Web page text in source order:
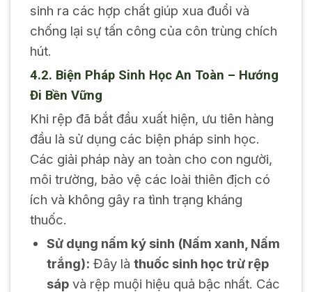
sinh ra các hợp chất giúp xua đuổi và
chống lại sự tấn công của côn trùng chích
hút.
4.2. Biện Pháp Sinh Học An Toàn – Hướng
Đi Bền Vững
Khi rệp đã bắt đầu xuất hiện, ưu tiên hàng
đầu là sử dụng các biện pháp sinh học.
Các giải pháp này an toàn cho con người,
môi trường, bảo vệ các loài thiên địch có
ích và không gây ra tình trạng kháng
thuốc.
Sử dụng nấm ký sinh (Nấm xanh, Nấm
trắng): Đây là thuốc sinh học trừ rệp
sápvà rệp muội hiệu quả bậc nhất. Các